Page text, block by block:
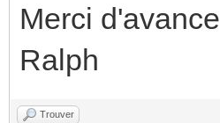
Merci d'avance
Ralph
Trouver